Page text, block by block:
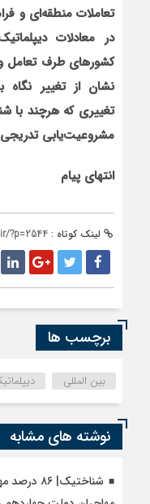
تعاملات منطقه‌ای و
در معادلات
کشورهای طرف تعامل
نشان از تغییر نگاه
تغییری که هرچند با
مشروعیت‌یابی
انتهای پیام
لینک کوتاه : ?p=2544
برچسب ها
بین المللی
نوشته های مشابه